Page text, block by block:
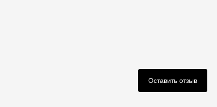
Оставить отзыв